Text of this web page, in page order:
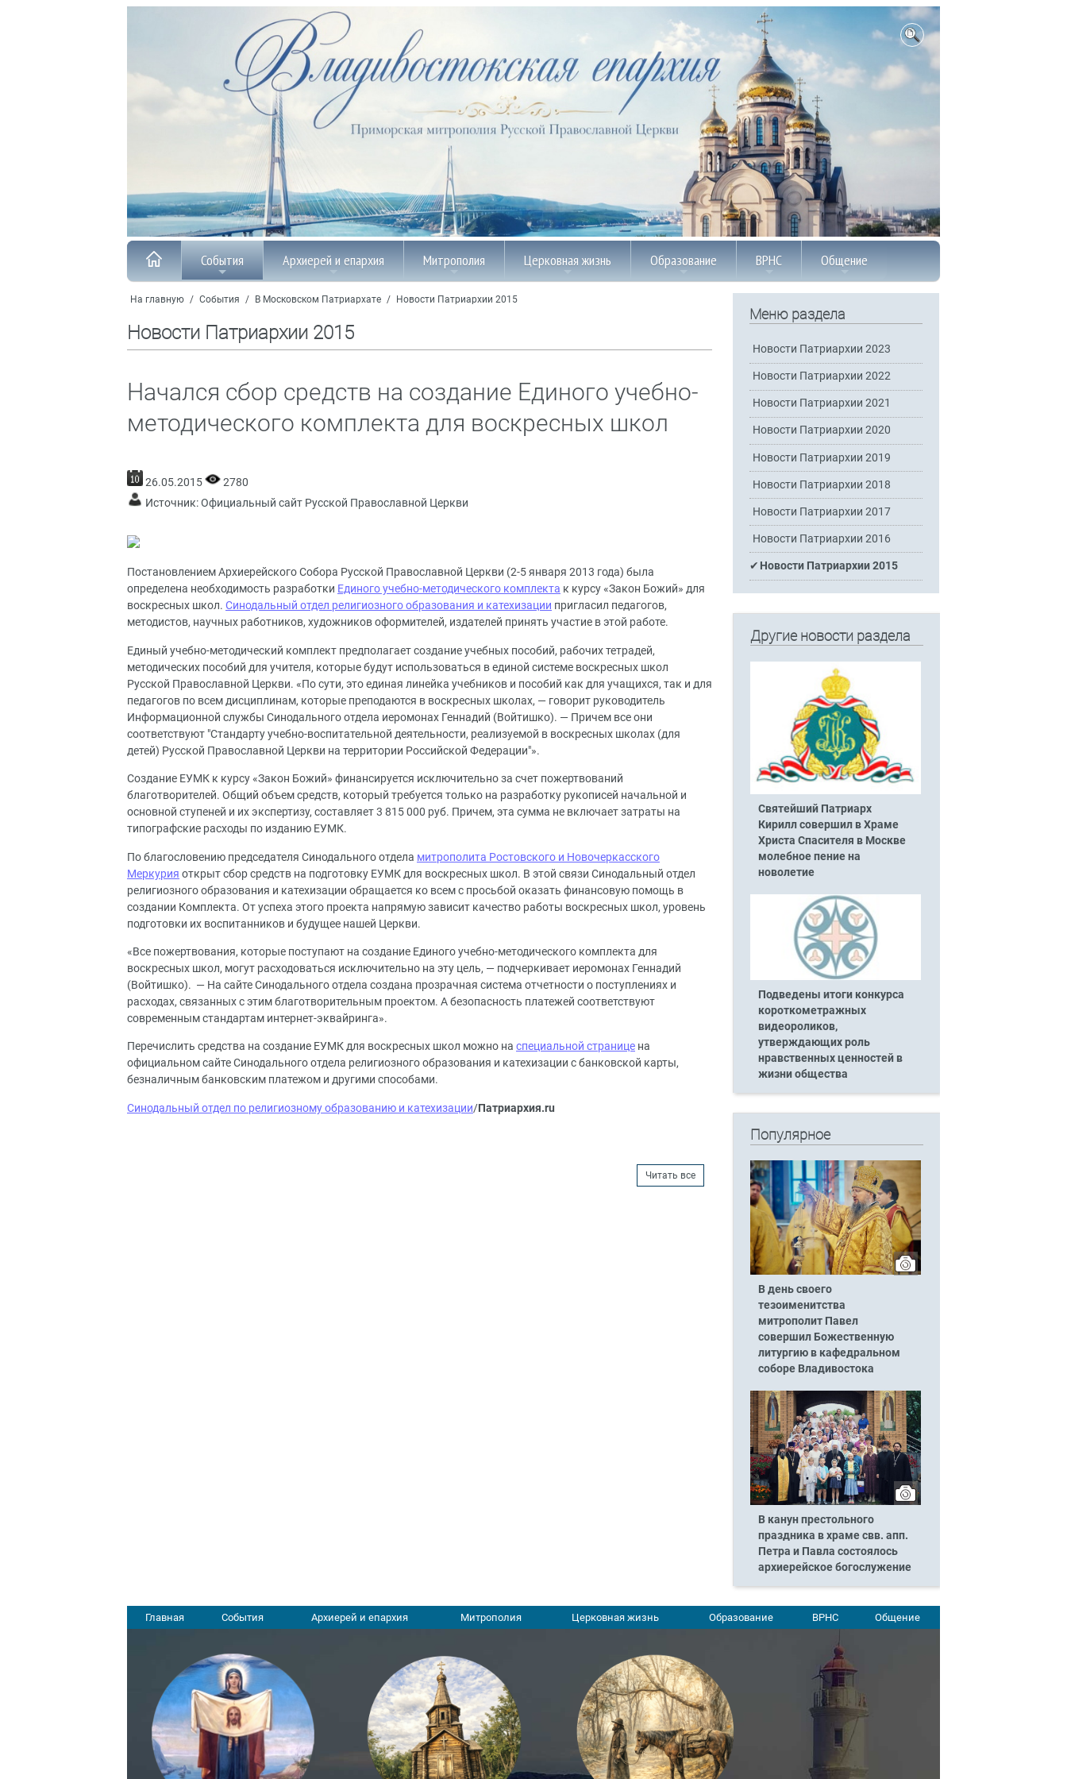
События Архиерей и епархия Митрополия Церковная жизнь Образование ВРНС Общение
На главную / События / В Московском Патриархате / Новости Патриархии 2015
Новости Патриархии 2015
Начался сбор средств на создание Единого учебно-
методического комплекта для воскресных школ
26.05.2015
2780
Источник:Официальный сайт Русской Православной Церкви
Постановлением Архиерейского Собора Русской Православной Церкви (2-5 января 2013 года) была
определена необходимость разработки Единого учебно-методического комплекта к курсу «Закон Божий» для
воскресных школ. Синодальный отдел религиозного образования и катехизации пригласил педагогов,
методистов, научных работников, художников оформителей, издателей принять участие в этой работе.
Единый учебно-методический комплект предполагает создание учебных пособий, рабочих тетрадей,
методических пособий для учителя, которые будут использоваться в единой системе воскресных школ
Русской Православной Церкви. «По сути, это единая линейка учебников и пособий как для учащихся, так и для
педагогов по всем дисциплинам, которые преподаются в воскресных школах, — говорит руководитель
Информационной службы Синодального отдела иеромонах Геннадий (Войтишко). — Причем все они
соответствуют "Стандарту учебно-воспитательной деятельности, реализуемой в воскресных школах (для
детей) Русской Православной Церкви на территории Российской Федерации"».
Создание ЕУМК к курсу «Закон Божий» финансируется исключительно за счет пожертвований
благотворителей. Общий объем средств, который требуется только на разработку рукописей начальной и
основной ступеней и их экспертизу, составляет 3 815 000 руб. Причем, эта сумма не включает затраты на
типографские расходы по изданию ЕУМК.
По благословению председателя Синодального отдела митрополита Ростовского и Новочеркасского
Меркурия открыт сбор средств на подготовку ЕУМК для воскресных школ. В этой связи Синодальный отдел
религиозного образования и катехизации обращается ко всем с просьбой оказать финансовую помощь в
создании Комплекта. От успеха этого проекта напрямую зависит качество работы воскресных школ, уровень
подготовки их воспитанников и будущее нашей Церкви.
«Все пожертвования, которые поступают на создание Единого учебно-методического комплекта для
воскресных школ, могут расходоваться исключительно на эту цель, — подчеркивает иеромонах Геннадий
(Войтишко). — На сайте Синодального отдела создана прозрачная система отчетности о поступлениях и
расходах, связанных с этим благотворительным проектом. А безопасность платежей соответствуют
современным стандартам интернет-эквайринга».
Перечислить средства на создание ЕУМК для воскресных школ можно на специальной странице на
официальном сайте Синодального отдела религиозного образования и катехизации с банковской карты,
безналичным банковским платежом и другими способами.
Синодальный отдел по религиозному образованию и катехизации/Патриархия.ru
Читать все
Меню раздела
Новости Патриархии 2023
Новости Патриархии 2022
Новости Патриархии 2021
Новости Патриархии 2020
Новости Патриархии 2019
Новости Патриархии 2018
Новости Патриархии 2017
Новости Патриархии 2016
Новости Патриархии 2015
Другие новости раздела
Святейший Патриарх
Кирилл совершил в Храме
Христа Спасителя в Москве
молебное пение на
новолетие
Подведены итоги конкурса
короткометражных
видеороликов,
утверждающих роль
нравственных ценностей в
жизни общества
Популярное
В день своего
тезоименитства
митрополит Павел
совершил Божественную
литургию в кафедральном
соборе Владивостока
В канун престольного
праздника в храме свв. апп.
Петра и Павла состоялось
архиерейское богослужение
Главная События Архиерей и епархия Митрополия Церковная жизнь Образование ВРНС Общение